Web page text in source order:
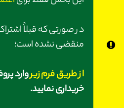
در صورتی‌ که قبلاً
منقضی نشده است؛
از طریق فرم زیروارد
خریداری نمایید.